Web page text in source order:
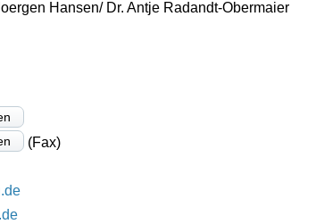
Hansen/ Dr. Antje Radandt-Obermaier
(Fax)